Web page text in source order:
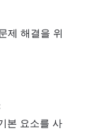
제 해결을 위
본 요소를 사